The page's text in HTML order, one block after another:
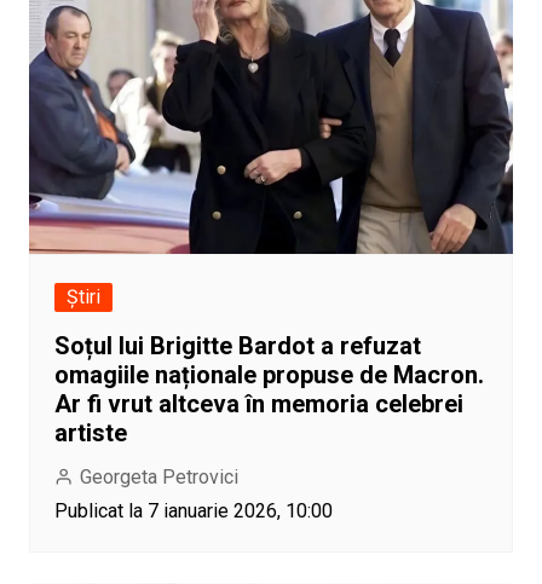
Știri
Soțul lui Brigitte Bardot a refuzat
omagiile naționale propuse de Macron.
Ar fi vrut altceva în memoria celebrei
artiste
Georgeta Petrovici
Publicat la 7 ianuarie 2026, 10:00